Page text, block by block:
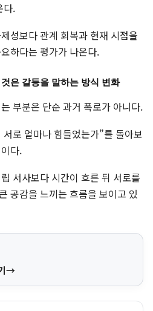
다.
성보다 관계 회복과 현재 시점을
하다는 평가가 나온다.
은 갈등을 말하는 방식 변화
부분은 단순 과거 폭로가 아니다.
로 얼마나 힘들었는가”를 돌아보
다.
서사보다 시간이 흐른 뒤 서로를
공감을 느끼는 흐름을 보이고 있